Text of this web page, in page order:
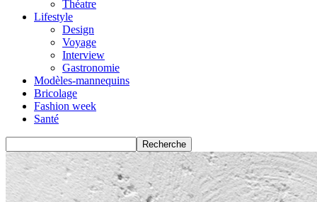
Théatre
Lifestyle
Design
Voyage
Interview
Gastronomie
Modèles-mannequins
Bricolage
Fashion week
Santé